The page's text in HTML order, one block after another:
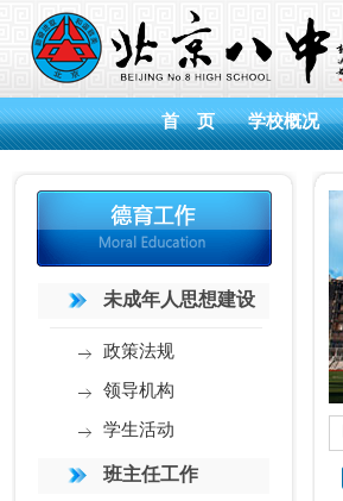
首 页 学校概况
未成年人思想建设
政策法规
领导机构
学生活动
班主任工作